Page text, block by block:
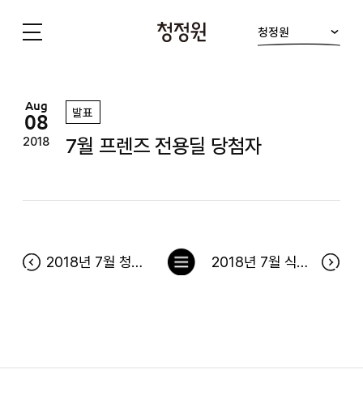
청정원
Aug
08
2018
발표
7월 프렌즈 전용딜 당첨자
2018년 7월 청정원 출석이벤트 당첨자 2018년 7월 식탁이 있는 풍경 당첨자
목